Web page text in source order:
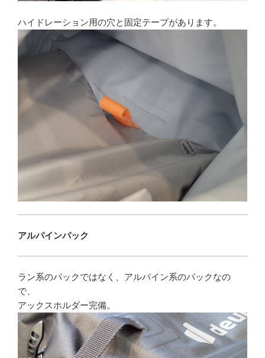
ハイドレーション用の穴と固定テープがあります。
アルパインパック
ラン系のパックではなく、アルパイン系のパックなの
で、
アックスホルダー完備。